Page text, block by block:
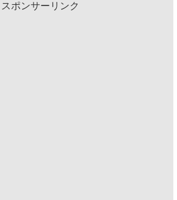
スポンサーリンク